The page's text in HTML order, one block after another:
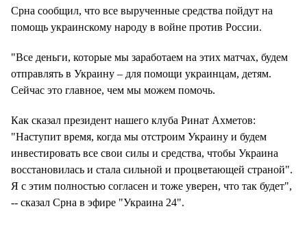
Срна сообщил, что все вырученные средства пойдут на
помощь украинскому народу в войне против России.
"Все деньги, которые мы заработаем на этих матчах, будем
отправлять в Украину – для помощи украинцам, детям.
Сейчас это главное, чем мы можем помочь.
Как сказал президент нашего клуба Ринат Ахметов:
"Наступит время, когда мы отстроим Украину и будем
инвестировать все свои силы и средства, чтобы Украина
восстановилась и стала сильной и процветающей страной".
Я с этим полностью согласен и тоже уверен, что так будет",
-- сказал Срна в эфире "Украина 24".